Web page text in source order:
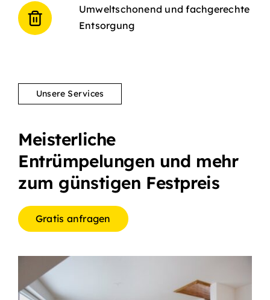
Umweltschonend und fachgerechte
Entsorgung
Unsere Services
Meisterliche
Entrümpelungen und mehr
zum günstigen Festpreis
Gratis anfragen